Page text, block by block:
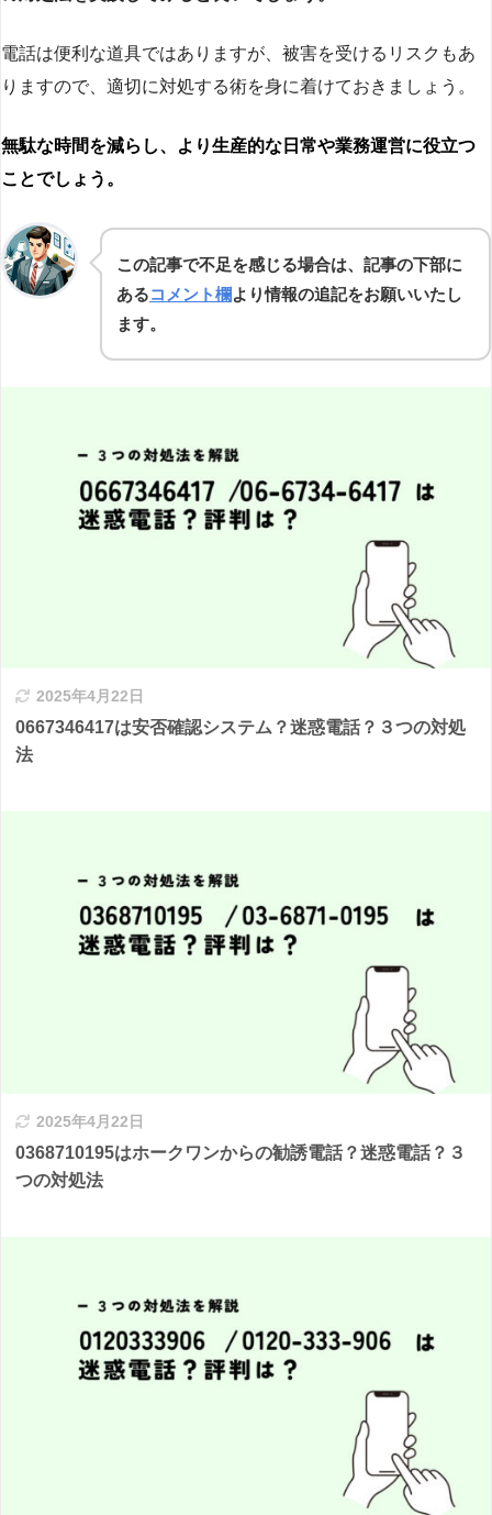
電話は便利な道具ではありますが、被害を受けるリスクもあ
りますので、適切に対処する術を身に着けておきましょう。
無駄な時間を減らし、より生産的な日常や業務運営に役立つ
ことでしょう。
この記事で不足を感じる場合は、記事の下部に
あるコメント欄より情報の追記をお願いいたし
ます。
2025年4月22日
0667346417は安否確認システム？迷惑電話？３つの対処
法
2025年4月22日
0368710195はホークワンからの勧誘電話？迷惑電話？３
つの対処法